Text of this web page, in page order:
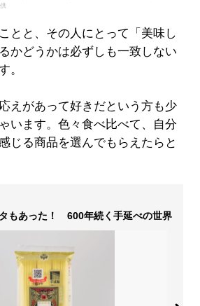
とと、その人にとって「美味し
かどうかは必ずしも一致しない
。
えがあって好きだという方も少
います。色々食べ比べて、自分
じる商品を選んでもらえたらと
もあった！ 600年続く手延べの世界